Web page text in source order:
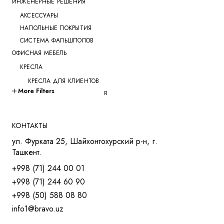
АКСЕССУАРЫ
НАПОЛЬНЫЕ ПОКРЫТИЯ
СИСТЕМА ФАЛЬШПОЛОВ
ОФИСНАЯ МЕБЕЛЬ
КРЕСЛА
КРЕСЛА ДЛЯ КЛИЕНТОВ
КРЕСЛА ДЛЯ ПЕРЕГОВОРОВ
КРЕСЛА ДЛЯ ТРЕНИНГОВ
МЯГКАЯ МЕБЕЛЬ
СТОЛЫ
СТОЛ ДЛЯ РУКОВОДИТЕЛЯ
СТОЛЫ OPEN-SPACE
СТОЛЫ ДЛЯ МЕНЕДЖЕРОВ
СТОЛЫ ДЛЯ ПЕРЕГОВОРОВ
More Filters
КОНТАКТЫ
ул. Фурката 25, Шайхонтохурский р-н, г.
Ташкент.
+998 (71) 244 00 01
+998 (71) 244 60 90
+998 (50) 588 08 80
info1@bravo.uz